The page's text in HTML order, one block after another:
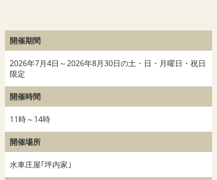
開催期間
2026年7月4日～2026年8月30日の土・日・月曜日・祝日
限定
開催時間
11時～14時
開催場所
水車庄屋｢坪内家｣